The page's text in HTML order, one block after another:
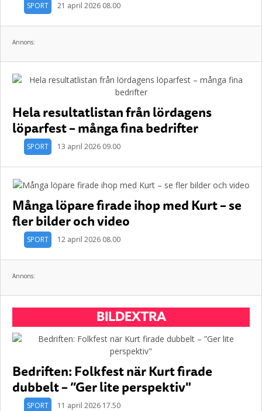
SPORT 21 april 2026 08.00
Annons:
Hela resultatlistan från lördagens
löparfest – många fina bedrifter
SPORT 13 april 2026 09.00
Många löpare firade ihop med Kurt – se
fler bilder och video
SPORT 12 april 2026 08.00
Annons:
BILDEXTRA
Bedriften: Folkfest när Kurt firade
dubbelt – ”Ger lite perspektiv"
SPORT 11 april 2026 17.50